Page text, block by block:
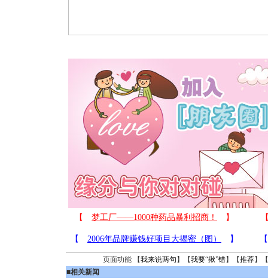
页面功能 【我来说两句 】【我要“揪”错】【推荐】
■相关新闻